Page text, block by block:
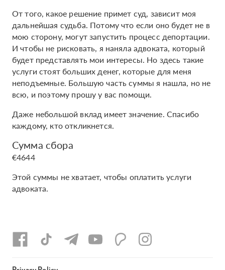
От того, какое решение примет суд, зависит моя
дальнейшая судьба. Потому что если оно будет не в
мою сторону, могут запустить процесс депортации.
И чтобы не рисковать, я наняла адвоката, который
будет представлять мои интересы. Но здесь такие
услуги стоят больших денег, которые для меня
неподъемные. Большую часть суммы я нашла, но не
всю, и поэтому прошу у вас помощи.
Даже небольшой вклад имеет значение. Спасибо
каждому, кто откликнется.
Сумма сбора
€4644
Этой суммы не хватает, чтобы оплатить услуги
адвоката.